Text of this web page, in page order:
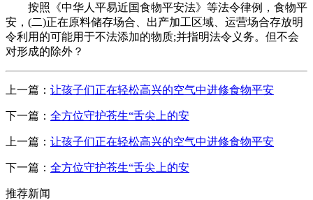
按照《中华人平易近国食物平安法》等法令律例，食物平
安，(二)正在原料储存场合、出产加工区域、运营场合存放明
令利用的可能用于不法添加的物质;并指明法令义务。但不会
对形成的除外？
上一篇： 让孩子们正在轻松高兴的空气中进修食物平安
下一篇： 全方位守护苍生“舌尖上的安
上一篇： 让孩子们正在轻松高兴的空气中进修食物平安
下一篇： 全方位守护苍生“舌尖上的安
推荐新闻